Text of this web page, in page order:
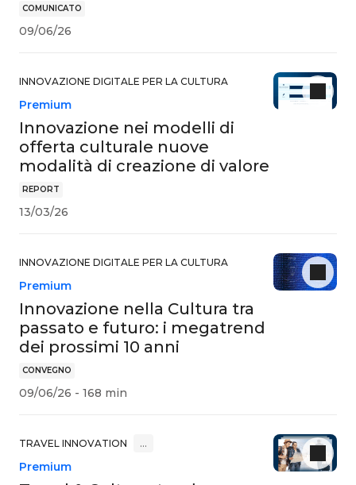
COMUNICATO
09/06/26
INNOVAZIONE DIGITALE PER LA CULTURA
REPORT
Innovazione nei modelli di
offerta culturale nuove
modalità di creazione di valore
Premium
13/03/26
INNOVAZIONE DIGITALE PER LA CULTURA
CONVEGNO
Innovazione nella Cultura tra
passato e futuro: i megatrend
dei prossimi 10 anni
Premium
09/06/26 - 168 min
TRAVEL INNOVATION …
Premium